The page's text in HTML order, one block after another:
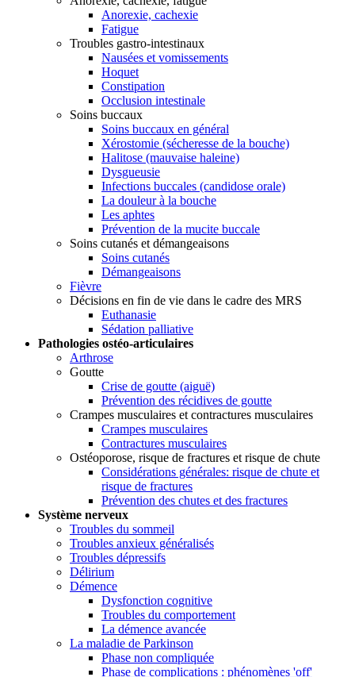
Anorexie, cachexie
Fatigue
Troubles gastro-intestinaux
Nausées et vomissements
Hoquet
Constipation
Occlusion intestinale
Soins buccaux
Soins buccaux en général
Xérostomie (sécheresse de la bouche)
Halitose (mauvaise haleine)
Dysgueusie
Infections buccales (candidose orale)
La douleur à la bouche
Les aphtes
Prévention de la mucite buccale
Soins cutanés et démangeaisons
Soins cutanés
Démangeaisons
Fièvre
Décisions en fin de vie dans le cadre des MRS
Euthanasie
Sédation palliative
Pathologies ostéo-articulaires
Arthrose
Goutte
Crise de goutte (aiguë)
Prévention des récidives de goutte
Crampes musculaires et contractures musculaires
Crampes musculaires
Contractures musculaires
Ostéoporose, risque de fractures et risque de chute
Considérations générales: risque de chute et
risque de fractures
Prévention des chutes et des fractures
Système nerveux
Troubles du sommeil
Troubles anxieux généralisés
Troubles dépressifs
Délirium
Démence
Dysfonction cognitive
Troubles du comportement
La démence avancée
La maladie de Parkinson
Phase non compliquée
Phase de complications : phénomènes 'off'